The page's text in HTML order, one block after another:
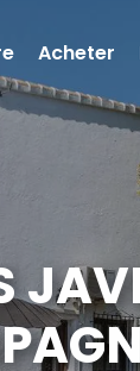
Acheter